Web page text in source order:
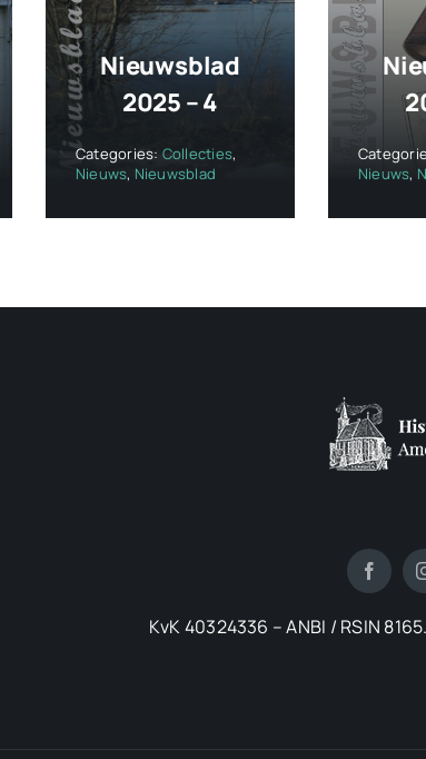
Nieuwsblad
2025 – 4
Categories: Collecties,
Nieuws, Nieuwsblad
Nieuws,
KvK 40324336 – ANBI / RSIN